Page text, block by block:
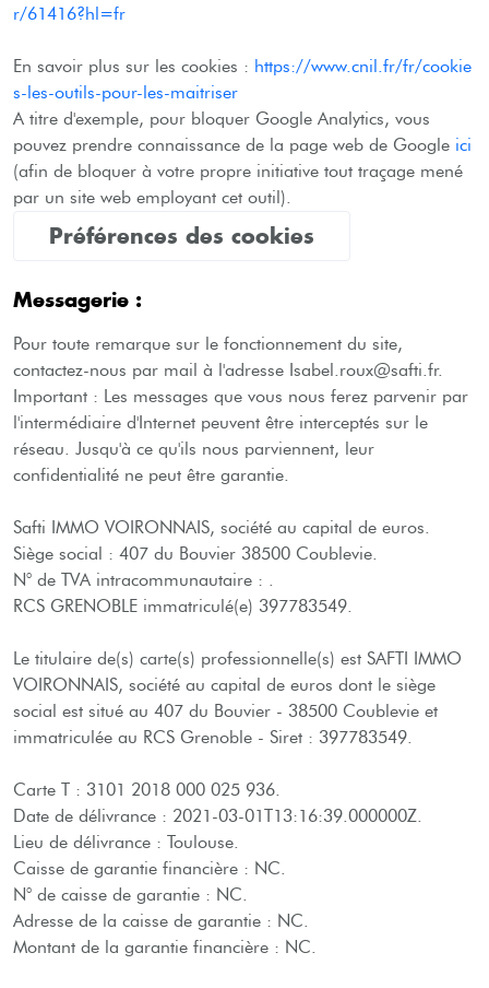
r/61416?hl=fr
En savoir plus sur les cookies : https://www.cnil.fr/fr/cookie
s-les-outils-pour-les-maitriser
A titre d'exemple, pour bloquer Google Analytics, vous
pouvez prendre connaissance de la page web de Google ici
(afin de bloquer à votre propre initiative tout traçage mené
par un site web employant cet outil).
Préférences des cookies
Messagerie :
Pour toute remarque sur le fonctionnement du site,
contactez-nous par mail à l'adresse Isabel.roux@safti.fr.
Important : Les messages que vous nous ferez parvenir par
l'intermédiaire d'Internet peuvent être interceptés sur le
réseau. Jusqu'à ce qu'ils nous parviennent, leur
confidentialité ne peut être garantie.
Safti IMMO VOIRONNAIS, société au capital de euros.
Siège social : 407 du Bouvier 38500 Coublevie.
N° de TVA intracommunautaire : .
RCS GRENOBLE immatriculé(e) 397783549.
Le titulaire de(s) carte(s) professionnelle(s) est SAFTI IMMO
VOIRONNAIS, société au capital de euros dont le siège
social est situé au 407 du Bouvier - 38500 Coublevie et
immatriculée au RCS Grenoble - Siret : 397783549.
Carte T : 3101 2018 000 025 936.
Date de délivrance : 2021-03-01T13:16:39.000000Z.
Lieu de délivrance : Toulouse.
Caisse de garantie financière : NC.
N° de caisse de garantie : NC.
Adresse de la caisse de garantie : NC.
Montant de la garantie financière : NC.